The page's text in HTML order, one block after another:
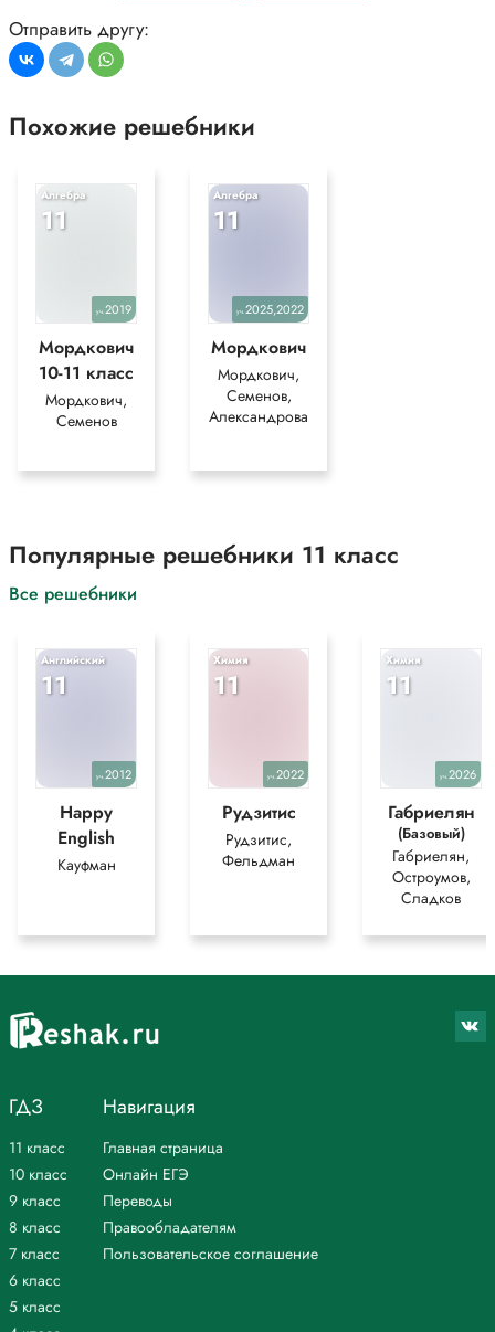
Отправить другу:
Похожие решебники
Алгебра
11
уч.2019
Мордкович
10-11 класс
Мордкович,
Семенов
Алгебра
11
уч.2025,2022
Мордкович
Мордкович,
Семенов,
Александрова
Популярные решебники 11 класс
Все решебники
Английский
11
уч.2012
Happy
English
Кауфман
Химия
11
уч.2022
Рудзитис
Рудзитис,
Фельдман
Химия
11
уч.2026
Габриелян
(Базовый)
Габриелян,
Остроумов,
Сладков
ГДЗ
11 класс
10 класс
9 класс
8 класс
7 класс
6 класс
5 класс
Навигация
Главная страница
Онлайн ЕГЭ
Переводы
Правообладателям
Пользовательское соглашение